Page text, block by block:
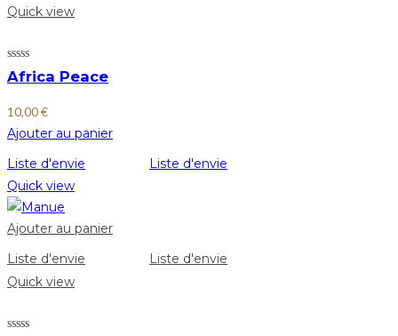
Quick view
Africa Peace
10,00€
Ajouter au panier
Liste d'envie
Liste d'envie
Quick view
Ajouter au panier
Liste d'envie
Liste d'envie
Quick view